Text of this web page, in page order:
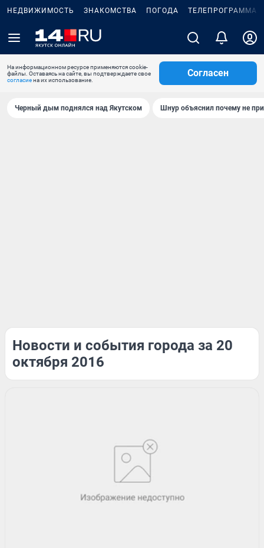
НЕДВИЖИМОСТЬ ЗНАКОМСТВА ПОГОДА ТЕЛЕПРОГРАММА
На информационном ресурсе применяются cookie-
файлы. Оставаясь на сайте, вы подтверждаете свое
согласиена их использование.
Согласен
Черный дым поднялся над Якутском Шнур объяснил почему не
Новости и события города за 20
октября 2016